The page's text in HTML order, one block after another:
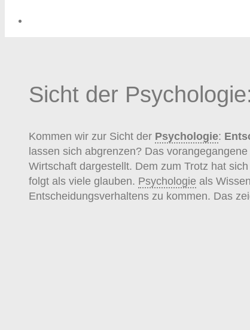
Sicht der
Kommen wir zur Sicht der Psychologie:
lassen sich abgrenzen? Das
Wirtschaft dargestellt. Dem zum Trotz hat
folgt als viele glauben. Psychologie als
Entscheidungsverhaltens zu kommen. Das